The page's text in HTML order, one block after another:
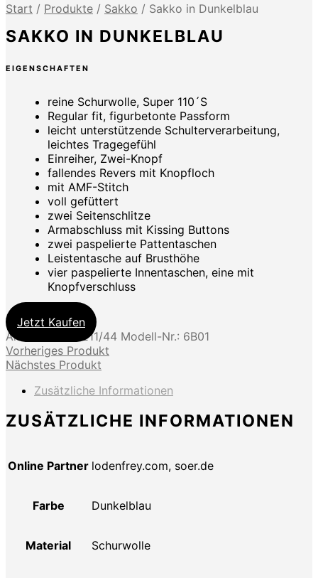
Start / Produkte / Sakko / Sakko in Dunkelblau
SAKKO IN DUNKELBLAU
EIGENSCHAFTEN
reine Schurwolle, Super 110´S
Regular fit, figurbetonte Passform
leicht unterstützende Schulterverarbeitung,
leichtes Tragegefühl
Einreiher, Zwei-Knopf
fallendes Revers mit Knopfloch
mit AMF-Stitch
voll gefüttert
zwei Seitenschlitze
Armabschluss mit Kissing Buttons
zwei paspelierte Pattentaschen
Leistentasche auf Brusthöhe
vier paspelierte Innentaschen, eine mit
Knopfverschluss
Jetzt Kaufen
Artikel-Nr.:
00211/44 Modell-Nr.: 6B01
Vorheriges Produkt
Nächstes Produkt
Zusätzliche Informationen
ZUSÄTZLICHE INFORMATIONEN
Online Partner lodenfrey.com, soer.de
Farbe Dunkelblau
Material Schurwolle